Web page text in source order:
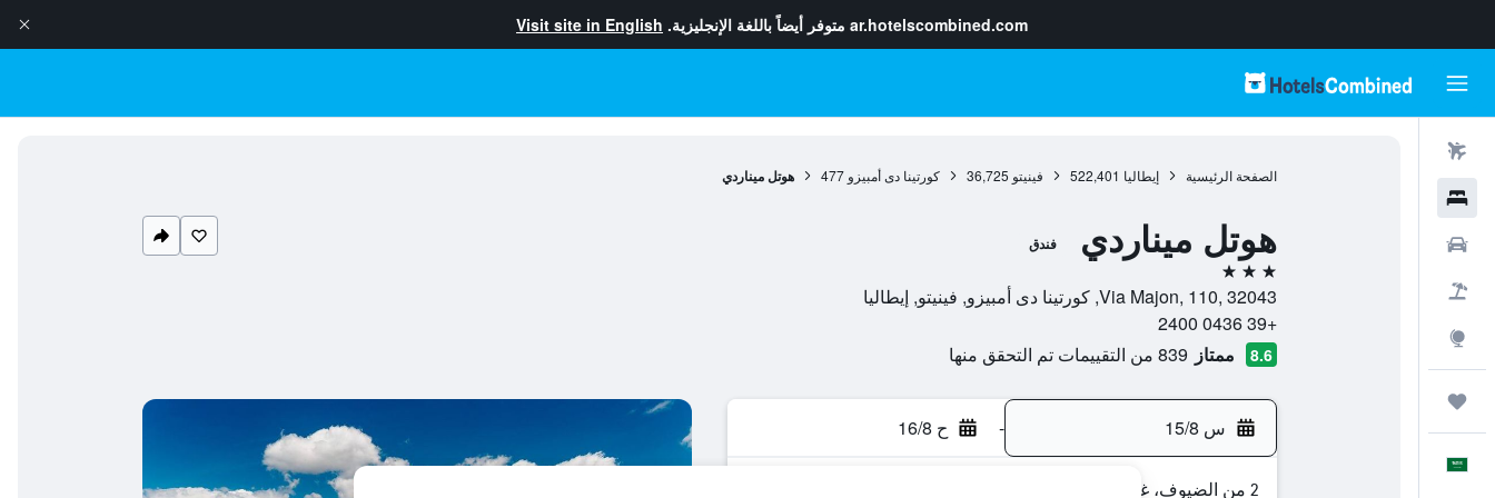
ar.hotelscombined.com متوفر أيضاً باللغة الإنجليزية. Visit site in English
الصفحة الرئيسية إيطاليا 522,401 فينيتو 36,725 كورتينا دى أمبيزو 477 هوتل ميناردي
هوتل ميناردي فندق
3 نجوم
Via Majon, 110, 32043, كورتينا دى أمبيزو, فينيتو, إيطاليا
+39 0436 2400
8.6 ممتاز 839 من التقييمات تم التحقق منها
س 15/8 - ح 16/8
2 من الضيوف، غرفة واحدة